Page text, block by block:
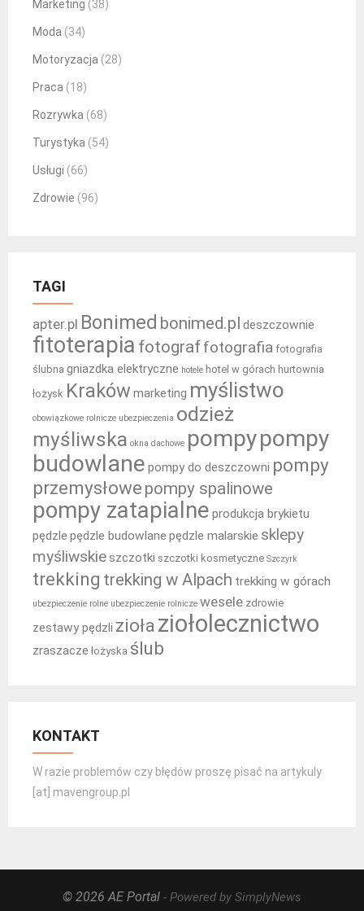
Marketing (38)
Moda (34)
Motoryzacja (28)
Praca (18)
Rozrywka (68)
Turystyka (54)
Usługi (66)
Zdrowie (96)
TAGI
apter.pl Bonimed bonimed.pl deszczownie
fitoterapia fotograffotografia fotografia
ślubna gniazdka elektryczne hotele hotel w górach hurtownia
łożysk Kraków marketing myślistwo
obowiązkowe rolnicze ubezpieczenia odzież
myśliwska okna dachowe pompypompy
budowlane pompy do deszczowni pompy
przemysłowe pompy spalinowe
pompy zatapialne produkcja brykietu
pędzle pędzle budowlane pędzle malarskie sklepy
myśliwskieszczotki szczotki kosmetyczne Szczyrk
trekking trekking w Alpach trekking w górach
ubezpieczenie rolne ubezpieczenie rolnicze wesele zdrowie
zestawy pędzli zioła ziołolecznictwo
zraszacze łożyska ślub
KONTAKT
W razie problemów czy błędów proszę pisać na artykuly
[at] mavengroup.pl
© 2026 AE Portal - Powered by SimplyNews